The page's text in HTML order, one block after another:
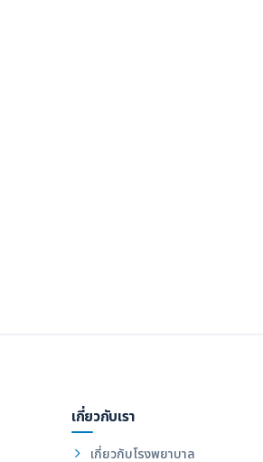
เกี่ยวกับเรา
เกี่ยวกับโรงพยาบาล